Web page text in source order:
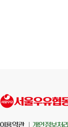
이용약관 개인정보처